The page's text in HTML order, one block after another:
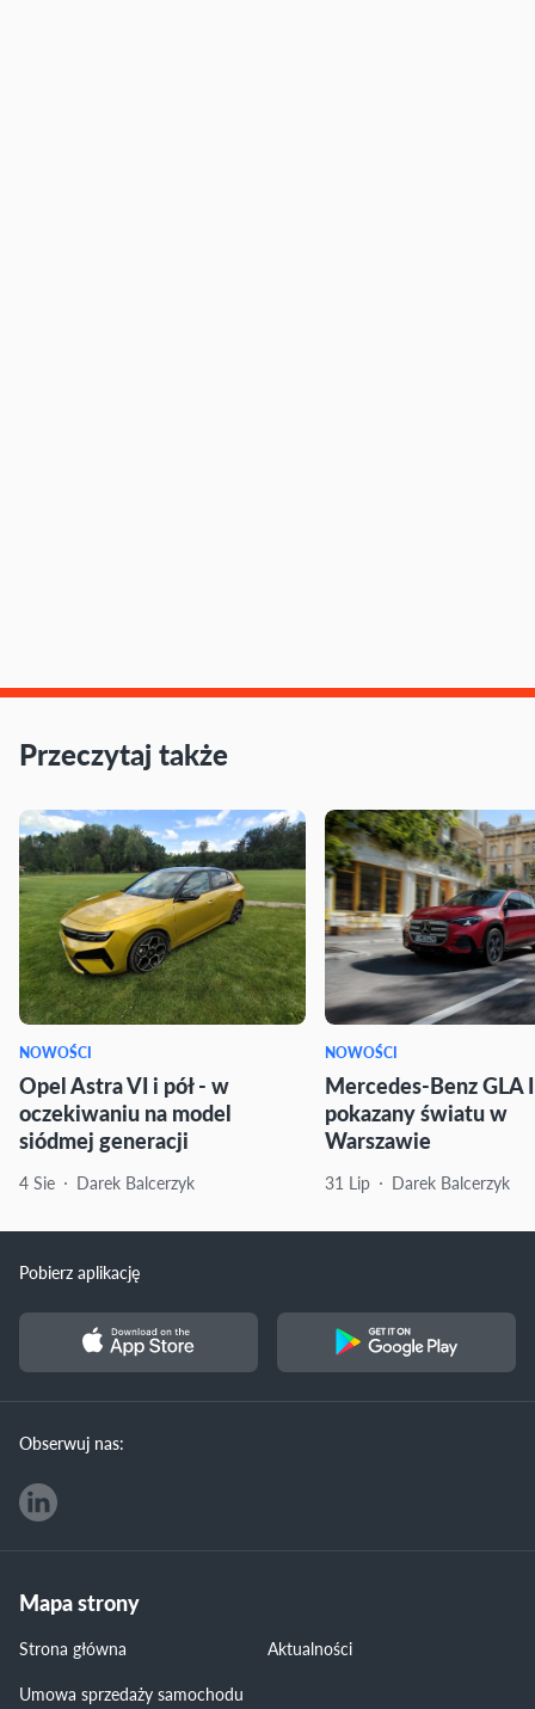
Przeczytaj także
NOWOŚCI
Opel Astra VI i pół - w
oczekiwaniu na model
siódmej generacji
4 Sie Darek Balcerzyk
NOWOŚCI
Mercedes-Benz GLA
pokazany światu w
Warszawie
31 Lip Darek Balcerzyk
Pobierz aplikację
Obserwuj nas:
Mapa strony
Strona główna
Aktualności
Umowa sprzedaży samochodu